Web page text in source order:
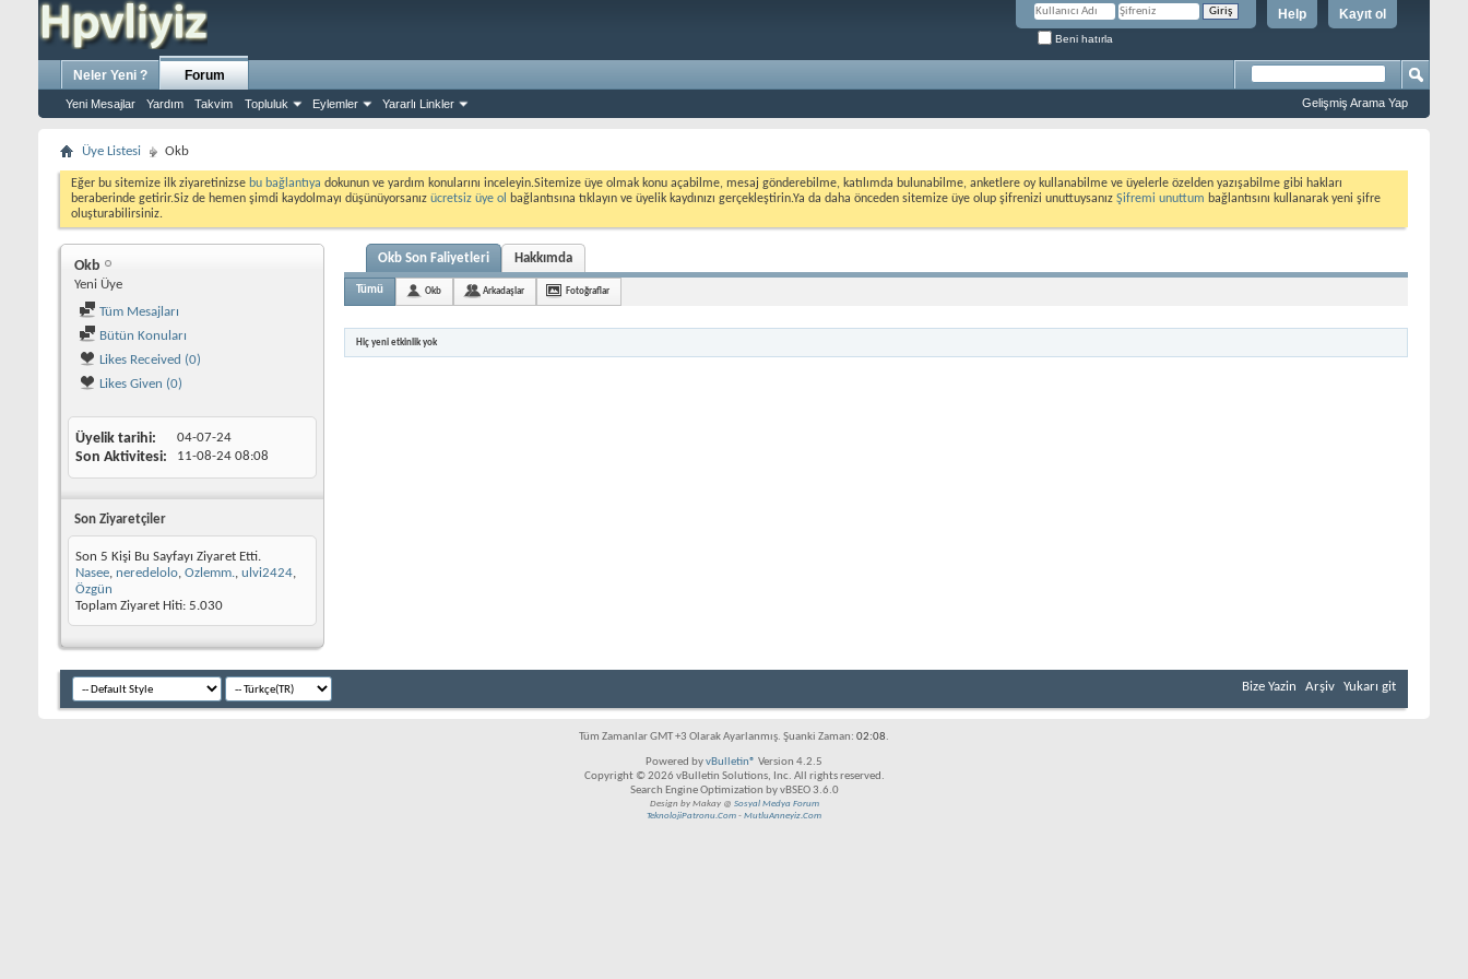
Kayıt ol
Help
Beni hatırla
Neler Yeni ? Forum
Yeni Mesajlar Yardım Takvim Topluluk Eylemler Yararlı Linkler Gelişmiş Arama Yap
Üye Listesi Okb
Eğer bu sitemize ilk ziyaretinizse bu bağlantıya dokunun ve yardım konularını inceleyin.Sitemize üye olmak konu açabilme, mesaj gönderebilme, katılımda bulunabilme, anketlere oy kullanabilme ve üyelerle özelden yazışabilme gibi hakları
beraberinde getirir.Siz de hemen şimdi kaydolmayı düşünüyorsanız ücretsiz üye ol bağlantısına tıklayın ve üyelik kaydınızı gerçekleştirin.Ya da daha önceden sitemize üye olup şifrenizi unuttuysanız Şifremi unuttum bağlantısını kullanarak yeni şifre
oluşturabilirsiniz.
Okb
Yeni Üye
Tüm Mesajları
Bütün Konuları
Likes Received (0)
Likes Given (0)
Üyelik tarihi 04-07-24
Son Aktivitesi 11-08-24 08:08
Son Ziyaretçiler
Son 5 Kişi Bu Sayfayı Ziyaret Etti.
Nasee, neredelolo, Ozlemm., ulvi2424,
Özgün
Toplam Ziyaret Hiti: 5.030
Okb Son Faliyetleri Hakkımda
Tümü Okb Arkadaşlar Fotoğraflar
Hiç yeni etkinlik yok
Bize Yazin Arşiv Yukarı git
Tüm Zamanlar GMT +3 Olarak Ayarlanmış. Şuanki Zaman: 02:08.
Powered byvBulletin® Version 4.2.5
Copyright © 2026 vBulletin Solutions, Inc. All rights reserved.
Search Engine Optimization by vBSEO 3.6.0
Design by Makay @ Sosyal Medya Forum
TeknolojiPatronu.Com - MutluAnneyiz.Com